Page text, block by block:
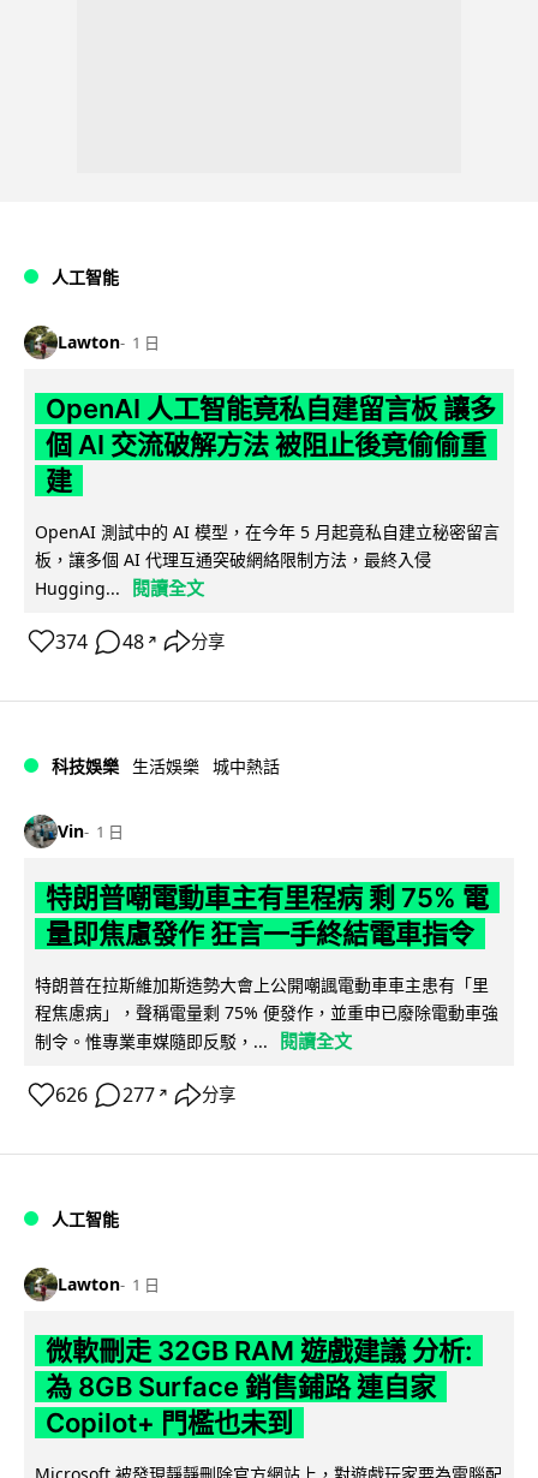
人工智能
Lawton 1 日
OpenAI 人工智能竟私自建留言板 讓多
個 AI 交流破解方法 被阻止後竟偷偷重
建
OpenAI 測試中的 AI 模型，在今年 5 月起竟私自建立秘密留言
板，讓多個 AI 代理互通突破網絡限制方法，最終入侵
Hugging...
閱讀全文
374 48 ↗ 分享
科技娛樂 生活娛樂 城中熱話
Vin 1 日
特朗普嘲電動車主有里程病 剩 75% 電
量即焦慮發作 狂言一手終結電車指令
特朗普在拉斯維加斯造勢大會上公開嘲諷電動車車主患有「里
程焦慮病」，聲稱電量剩 75% 便發作，並重申已廢除電動車強
制令。惟專業車媒隨即反駁，...
閱讀全文
626 277 ↗ 分享
人工智能
Lawton 1 日
微軟刪走 32GB RAM 遊戲建議 分析:
為 8GB Surface 銷售鋪路 連自家
Copilot+ 門檻也未到